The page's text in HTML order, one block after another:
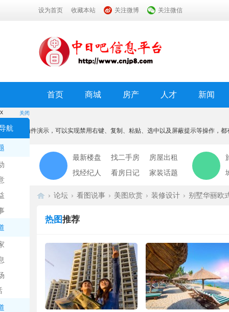
设为首页 收藏本站 关注微博 关注微信
首页 商城 房产 人才 新闻
关闭
航
x
本功能为插件演示，可以实现禁用右键、复制、粘贴、选中以及屏蔽提示等操作，
我知道了
最新楼盘 找二手房
房屋出租
找经纪人
看房日记 家装话题
› 论坛 › 看图说事 › 美图欣赏 › 装修设计 › 别墅华丽欧
热图推荐